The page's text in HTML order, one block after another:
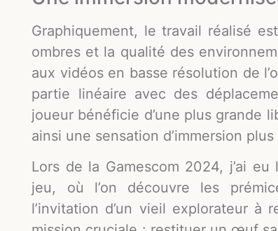
Graphiquement, le travail réalisé
ombres et la qualité des
aux vidéos en basse résolution de
partie linéaire avec des
joueur bénéficie d’une plus grande
ainsi une sensation d’immersion
Lors de la Gamescom 2024, j’ai
jeu, où l’on découvre les
l’invitation d’un vieil explorateur à